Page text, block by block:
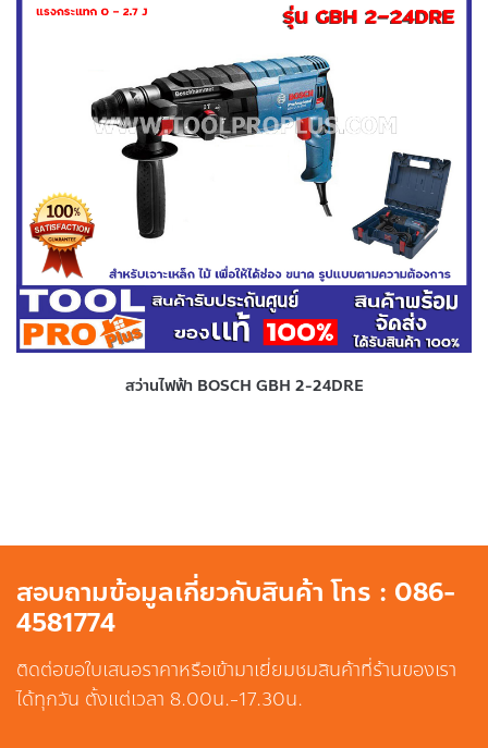
สว่านไฟฟ้า BOSCH GBH 2-24DRE
สอบถามข้อมูลเกี่ยวกับสินค้า โทร : 086-
4581774
ติดต่อขอใบเสนอราคาหรือเข้ามาเยี่ยมชมสินค้าที่ร้านของเรา
ได้ทุกวัน ตั้งแต่เวลา 8.00น.-17.30น.